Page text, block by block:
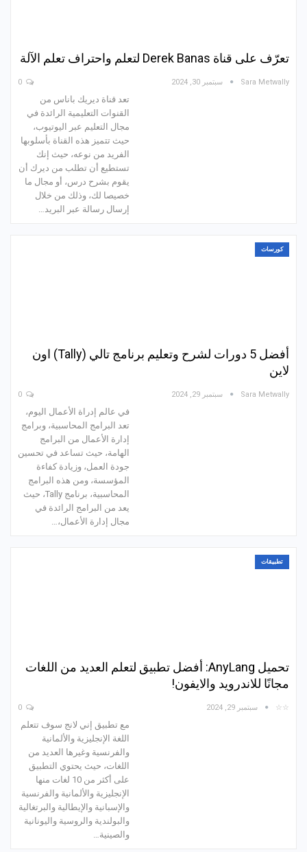
تعرّف على قناة Derek Banas لتعلم واحتراف تعلم الآلة
Sara Metwally سبتمبر 30, 2024
تعد قناة ديريك باناس من
القنوات التعليمية الرائدة في
مجال التعليم عبر اليوتيوب،
حيث تتميز هذه القناة بأسلوبها
الفريد من نوعه، حيث إنك
تستطيع أن تطلب من ديرك أن
يقوم بشرح درس، أو مجال ما
خصيصا لك، وذلك من خلال
إرسال رسالة عبر البريد…
كورسات
أفضل 5 دورات لشرح وتعليم برنامج تالي (Tally) اون
لاين
Sara Metwally سبتمبر 29, 2024
في عالم إدراة الأعمال اليوم،
تعد البرامج المحاسبية، وبرامج
إدارة الأعمال من البرامج
الهامة، حيث تساعد في تحسين
جودة العمل، وزيادة كفاءة
المؤسسة، ومن هذه البرامج
المحاسبية، برنامج Tally، حيث
يعد من البرامج الرائدة في
مجال إدارة الأعمال،…
تطبيقات
تحميل AnyLang: أفضل تطبيق لتعلم العديد من اللغات
مجانًا للاندرويد والايفون!
☆☆ سبتمبر 29, 2024
مع تطبيق إني لانج سوف تتعلم
اللغة الإنجليزية والألمانية
والفرنسية وغيرها العديد من
اللغات، حيث يحتوي التطبيق
على أكثر من 10 لغات منها
الإنجليزية والألمانية والفرنسية
والإسبانية والإيطالية والبرتغالية
والبولندية والروسية واليونانية
والصينية…